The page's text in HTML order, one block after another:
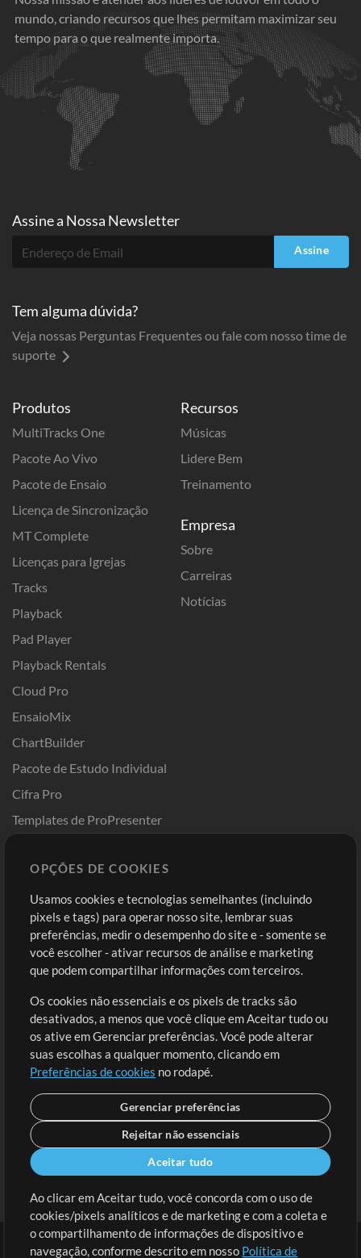
mundo, criando recursos que lhes permitam maximizar seu
tempo para o que realmente importa.
Produtos
MultiTracks One
Pacote Ao Vivo
Pacote de Ensaio
Licença de Sincronização
MT Complete
Licenças para Igrejas
Tracks
Playback
Pad Player
Playback Rentals
Cloud Pro
EnsaioMix
ChartBuilder
Pacote de Estudo Individual
Cifra Pro
Templates de ProPresenter
Recursos
Músicas
Lidere Bem
Treinamento
Empresa
Sobre
Carreiras
Notícias
Comprar Créditos
Conteúdo Grátis
Solicite uma Música
Extras
Sessões
Envie seu conteúdo
Playlist
MT Conference
Entre
Cadastre-se
Ir ao carrinho
Assine a Nossa Newsletter
Assine
Tem alguma dúvida?
Veja nossas Perguntas Frequentes ou fale com nosso time de
suporte
OPÇÕES DE COOKIES
Usamos cookies e tecnologias semelhantes (incluindo
pixels e tags) para operar nosso site, lembrar suas
preferências, medir o desempenho do site e - somente se
você escolher - ativar recursos de análise e marketing
que podem compartilhar informações com terceiros.
Os cookies não essenciais e os pixels de tracks são
desativados, a menos que você clique em Aceitar tudo ou
os ative em Gerenciar preferências. Você pode alterar
suas escolhas a qualquer momento, clicando em
Preferências de cookies no rodapé.
Gerenciar preferências
Rejeitar não essenciais
Aceitar tudo
Ao clicar em Aceitar tudo, você concorda com o uso de
cookies/pixels analíticos e de marketing e com a coleta e
o compartilhamento de informações de dispositivo e
navegação, conforme descrito em nosso Política de